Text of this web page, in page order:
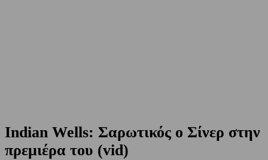
Indian Wells: Σαρωτικός ο Σίνερ στην
πρεμιέρα του (vid)